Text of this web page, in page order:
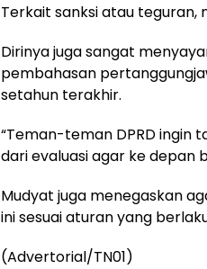
Terkait sanksi atau teguran,
Dirinya juga sangat
pembahasan
setahun terakhir.
“Teman-teman DPRD ingin
dari evaluasi agar ke depan
Mudyat juga menegaskan
ini sesuai aturan yang
(Advertorial/TN01)